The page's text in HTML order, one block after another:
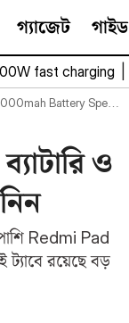
গ্যাজেট গাইড
fast charging
Specifications Price
ও
Redmi Pad
রয়েছে বড়